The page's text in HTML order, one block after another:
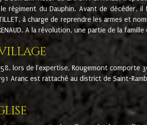
régiment du Dauphin. Avant de décéder,
à charge de reprendre les armes et
A la révolution, une partie de la
village
lors de l'expertise, Rougemont comporte
Aranc est rattaché au district de Saint-